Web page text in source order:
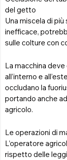
del getto
Una miscela di
inefficace,
sulle colture con
La macchina
all’interno e
occludano la
portando anche
agricolo.
Le operazioni di
L’operatore
rispetto delle